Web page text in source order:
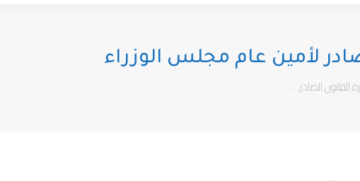
لأمين عام مجلس الوزراء
القانون الصادر…